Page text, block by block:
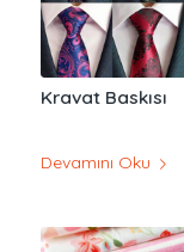
Kravat Baskısı
Devamını Oku